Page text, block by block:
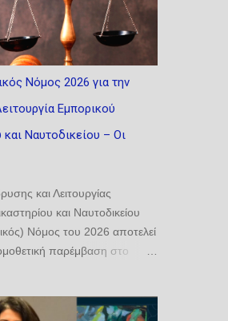
Νόμος 2026 για την
Εμπορικού
και Ναυτοδικείου – Οι
και Λειτουργίας
και Ναυτοδικείου
Νόμος του 2026 αποτελεί
παρέμβαση στο
σχετικών διατάξεων και την